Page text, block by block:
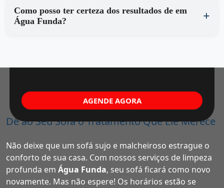
Como posso ter certeza dos resultados de em
Água Funda?
Dê ao Seu Sofá o Tratamento Que Ele Merece
Não deixe que um sofá sujo e malcheiroso estrague o
conforto de sua casa. Com nossos serviços de limpeza
profunda em Água Funda, seu sofá ficará como novo
novamente. Mas não espere! Os horários estão se
AGENDE AGORA